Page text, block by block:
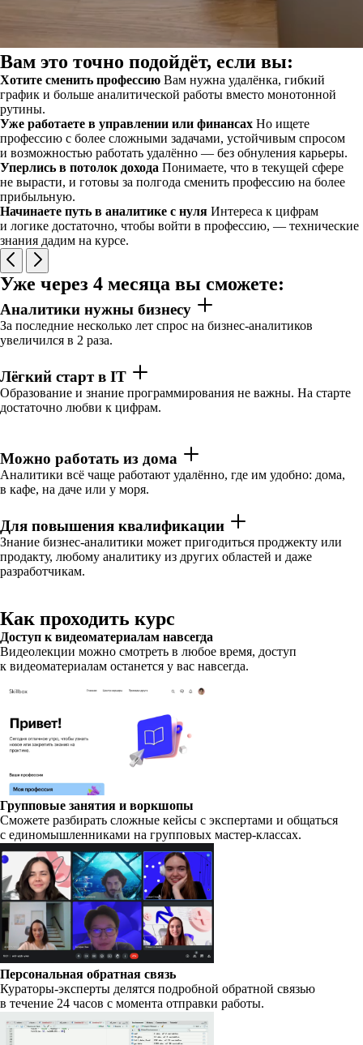
Вам это точно подойдёт, если вы:
Хотите сменить профессию Вам нужна удалёнка, гибкий
график и больше аналитической работы вместо монотонной
рутины.
Уже работаете в управлении или финансах Но ищете
профессию с более сложными задачами, устойчивым спросом
и возможностью работать удалённо — без обнуления карьеры.
Уперлись в потолок дохода Понимаете, что в текущей сфере
не вырасти, и готовы за полгода сменить профессию на более
прибыльную.
Начинаете путь в аналитике с нуля Интереса к цифрам
и логике достаточно, чтобы войти в профессию, — технические
знания дадим на курсе.
Уже через 4 месяца вы сможете:
Аналитики нужны бизнесу
За последние несколько лет спрос на бизнес-аналитиков
увеличился в 2 раза.
Лёгкий старт в IT
Образование и знание программирования не важны. На старте
достаточно любви к цифрам.
Можно работать из дома
Аналитики всё чаще работают удалённо, где им удобно: дома,
в кафе, на даче или у моря.
Для повышения квалификации
Знание бизнес-аналитики может пригодиться проджекту или
продакту, любому аналитику из других областей и даже
разработчикам.
Как проходить курс
Доступ к видеоматериалам навсегда
Видеолекции можно смотреть в любое время, доступ
к видеоматериалам останется у вас навсегда.
Групповые занятия и воркшопы
Сможете разбирать сложные кейсы с экспертами и общаться
с единомышленниками на групповых мастер-классах.
Персональная обратная связь
Кураторы-эксперты делятся подробной обратной связью
в течение 24 часов с момента отправки работы.